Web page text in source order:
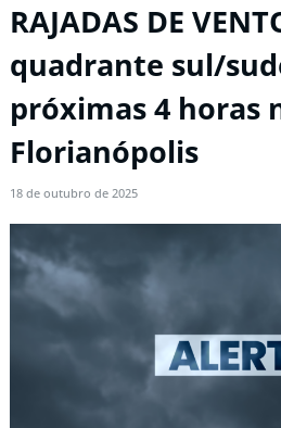
RAJADAS DE
quadrante sul/
próximas 4 horas
Florianópolis
18 de outubro de 2025